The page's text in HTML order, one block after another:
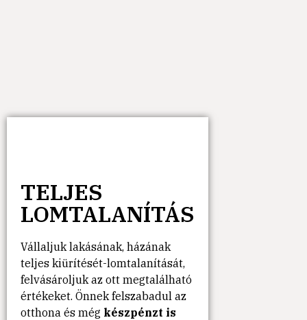
TELJES
LOMTALANÍTÁS
Vállaljuk lakásának, házának
teljes kiürítését-lomtalanítását,
felvásároljuk az ott megtalálható
értékeket. Önnek felszabadul az
otthona és még készpénzt is